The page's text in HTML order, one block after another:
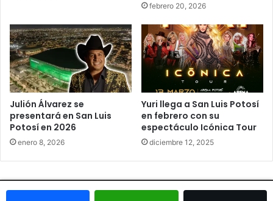
febrero 20, 2026
Julión Álvarez se
presentará en San Luis
Potosí en 2026
enero 8, 2026
Yuri llega a San Luis Potosí
en febrero con su
espectáculo Icónica Tour
diciembre 12, 2025